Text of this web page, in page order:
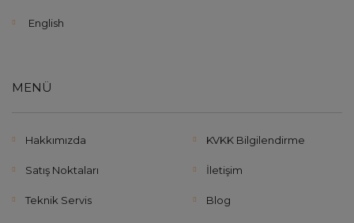
English
MENÜ
Hakkımızda KVKK Bilgilendirme
Satış Noktaları İletişim
Teknik Servis Blog